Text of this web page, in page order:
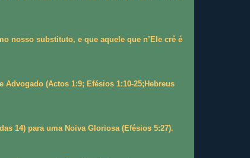
nosso substituto, e que aquele que n’Ele crê é
(Actos 1:9; Efésios 1:10-25;Hebreus
14) para uma Noiva Gloriosa (Efésios 5:27).